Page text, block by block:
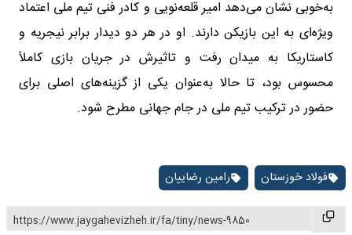
به‌خوبی نشان می‌دهد امیر قلعه‌نویی و کادر فنی تیم ملی اعتماد
ویژه‌ای به این بازیکن دارند. او در هر دو دیدار برابر نیجریه و
کاستاریکا به میدان رفت و تاثیرش در جریان بازی کاملاً
محسوس بود، تا حالا به‌عنوان یکی از گزینه‌های اصلی برای
حضور در ترکیب تیم ملی در جام جهانی مطرح شود.
فولاد خوزستان رامین رضاییان
https://www.jaygahevizheh.ir/fa/tiny/news-9850